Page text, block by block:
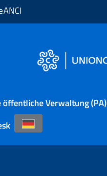
ANCI
Verwaltung (PA)